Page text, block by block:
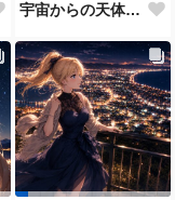
宇宙からの天体観測（その１）